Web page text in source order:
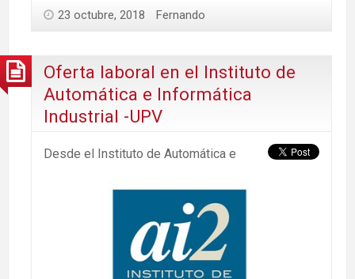
23 octubre, 2018 Fernando
Oferta laboral en el Instituto de
Automática e Informática
Industrial -UPV
Desde el Instituto de Automática e